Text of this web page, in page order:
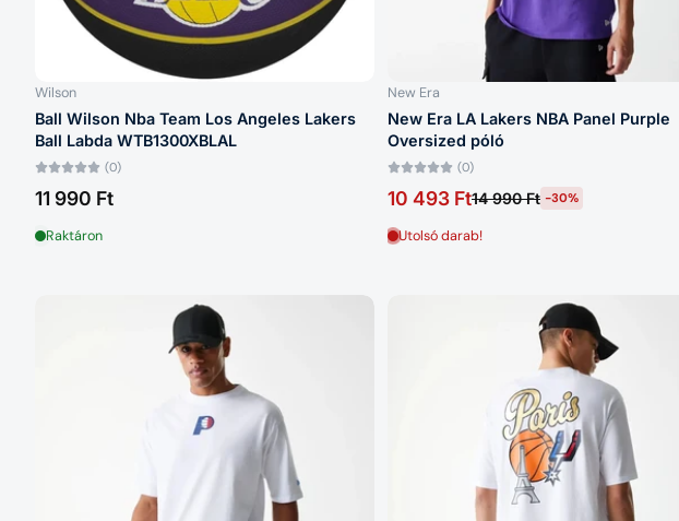
Wilson
Ball Wilson Nba Team Los Angeles Lakers
Ball Labda WTB1300XBLAL
(0)
11 990 Ft
Raktáron
New Era
New Era LA Lakers NBA Panel Purple
Oversized póló
(0)
10 493 Ft14 990 Ft -30%
Utolsó darab!